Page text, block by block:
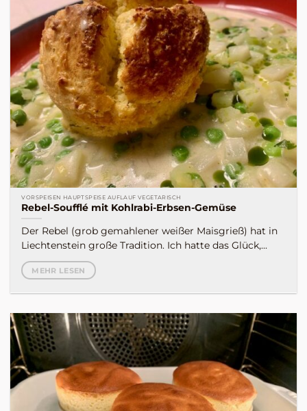
VORSPEISEN HAUPTSPEISE AUFLAUF VEGETARISCH
Rebel-Soufflé mit Kohlrabi-Erbsen-Gemüse
Der Rebel (grob gemahlener weißer Maisgrieß) hat in
Liechtenstein große Tradition. Ich hatte das Glück,...
MEHR LESEN